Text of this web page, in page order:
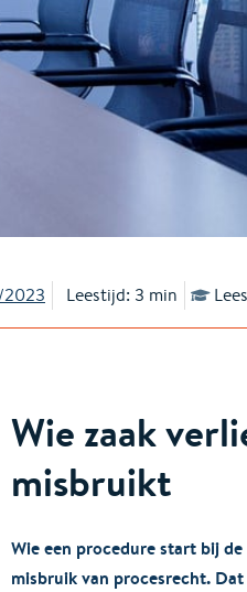
2023 Leestijd: 3 min
Wie zaak
misbruikt
Wie een procedure start bij
misbruik van procesrecht.